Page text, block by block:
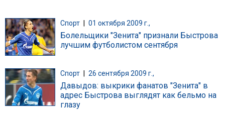
Спорт 01 октября 2009 г.,
Болельщики "Зенита" признали Быстрова
лучшим футболистом сентября
Спорт 26 сентября 2009 г.,
Давыдов: выкрики фанатов "Зенита" в
адрес Быстрова выглядят как бельмо на
глазу